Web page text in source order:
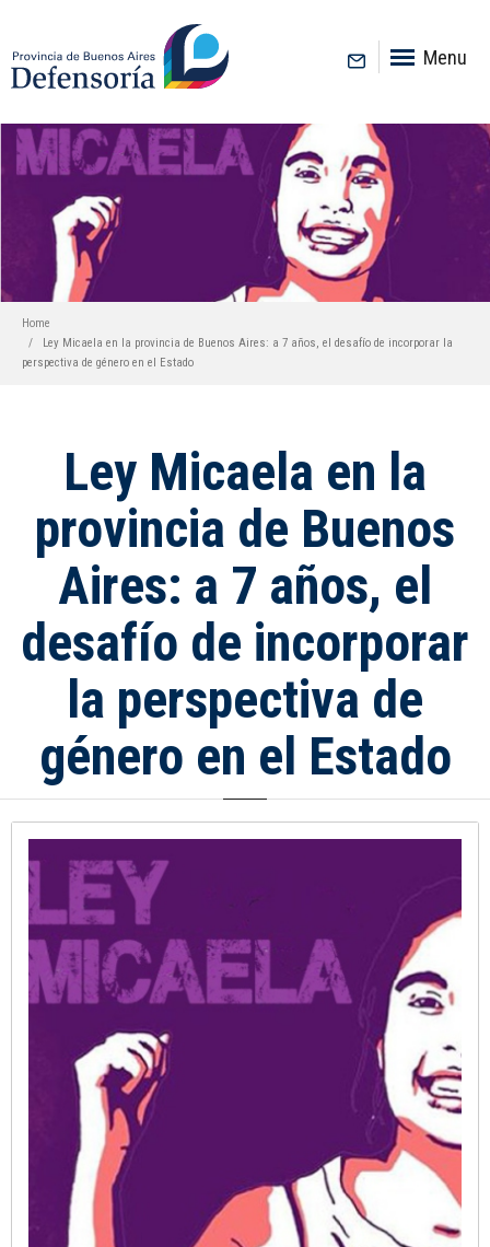
Menu
Home
Ley Micaela en la provincia de Buenos Aires: a 7 años, el desafío de incorporar la
perspectiva de género en el Estado
Ley Micaela en la
provincia de Buenos
Aires: a 7 años, el
desafío de incorporar
la perspectiva de
género en el Estado